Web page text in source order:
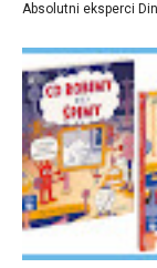
Absolutni eksperci